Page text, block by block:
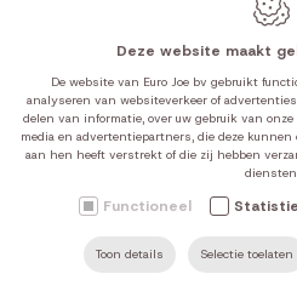
Gratis
vanaf €100 in
Deze website maakt
De website van Euro Joe bv gebruikt
analyseren van websiteverkeer of
delen van informatie, over uw gebruik van
media en advertentiepartners, die deze
aan hen heeft verstrekt of die zij hebben
diensten.
Functioneel
Toon details Selectie toelaten
MAIL ONS HOME